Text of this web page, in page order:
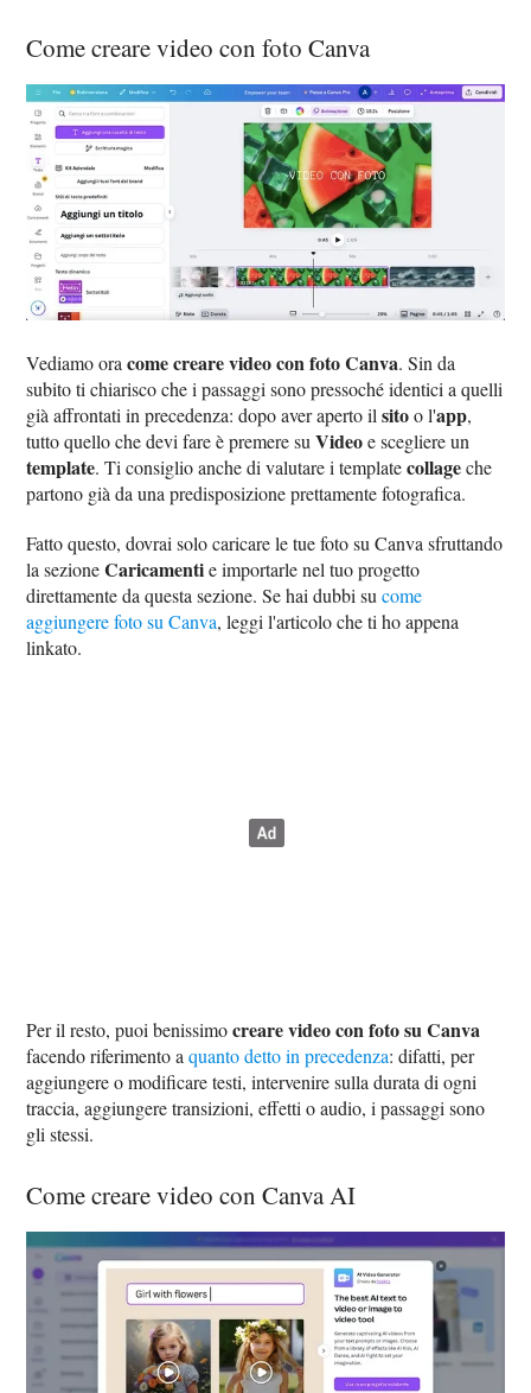
Come creare video con foto Canva
Vediamo oracome creare video con foto Canva. Sin da
subito ti chiarisco che i passaggi sono pressoché identici a quelli
già affrontati in precedenza: dopo aver aperto ilsitoo l'app,
tutto quello che devi fare è premere suVideoe scegliere un
template. Ti consiglio anche di valutare i templatecollageche
partono già da una predisposizione prettamente fotografica.
Fatto questo, dovrai solo caricare le tue foto su Canva sfruttando
la sezioneCaricamentie importarle nel tuo progetto
direttamente da questa sezione. Se hai dubbi sucome
aggiungere foto su Canva, leggi l'articolo che ti ho appena
linkato.
Per il resto, puoi benissimocreare video con foto su Canva
facendo riferimento aquanto detto in precedenza: difatti, per
aggiungere o modificare testi, intervenire sulla durata di ogni
traccia, aggiungere transizioni, effetti o audio, i passaggi sono
gli stessi.
Come creare video con Canva AI